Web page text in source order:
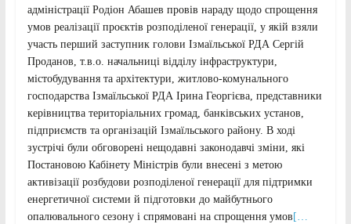
адміністрації Родіон Абашев провів нараду щодо спрощення
умов реалізації проєктів розподіленої генерації, у якій взяли
участь перший заступник голови Ізмаїльської РДА Сергій
Проданов, т.в.о. начальниці відділу інфраструктури,
містобудування та архітектури, житлово-комунального
господарства Ізмаїльської РДА Ірина Георгієва, представники
керівництва територіальних громад, банківських установ,
підприємств та організацій Ізмаїльського району. В ході
зустрічі були обговорені нещодавні законодавчі зміни, які
Постановою Кабінету Міністрів були внесені з метою
активізації розбудови розподіленої генерації для підтримки
енергетичної системи й підготовки до майбутнього
опалювального сезону і спрямовані на спрощення умов […